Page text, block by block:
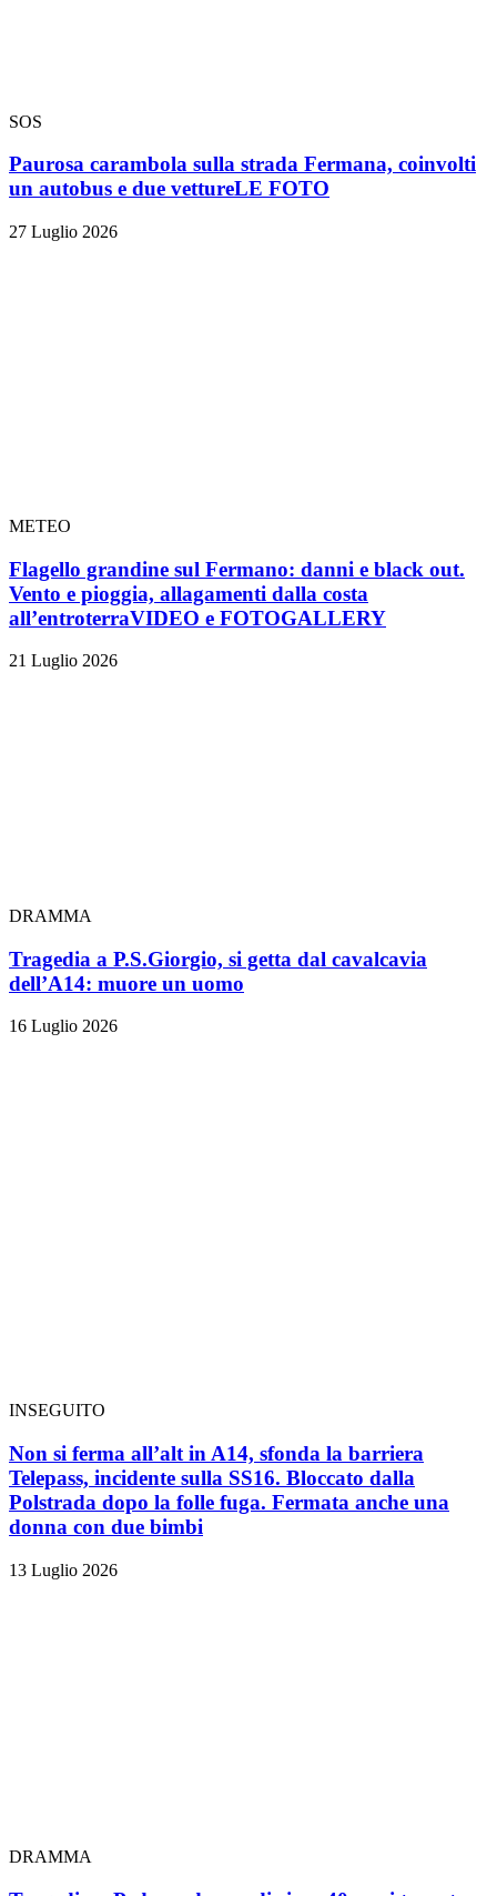
SOS
Paurosa carambola sulla strada Fermana, coinvolti
un autobus e due vettureLE FOTO
27 Luglio 2026
METEO
Flagello grandine sul Fermano: danni e black out.
Vento e pioggia, allagamenti dalla costa
all’entroterraVIDEO e FOTOGALLERY
21 Luglio 2026
DRAMMA
Tragedia a P.S.Giorgio, si getta dal cavalcavia
dell’A14: muore un uomo
16 Luglio 2026
INSEGUITO
Non si ferma all’alt in A14, sfonda la barriera
Telepass, incidente sulla SS16. Bloccato dalla
Polstrada dopo la folle fuga. Fermata anche una
donna con due bimbi
13 Luglio 2026
DRAMMA